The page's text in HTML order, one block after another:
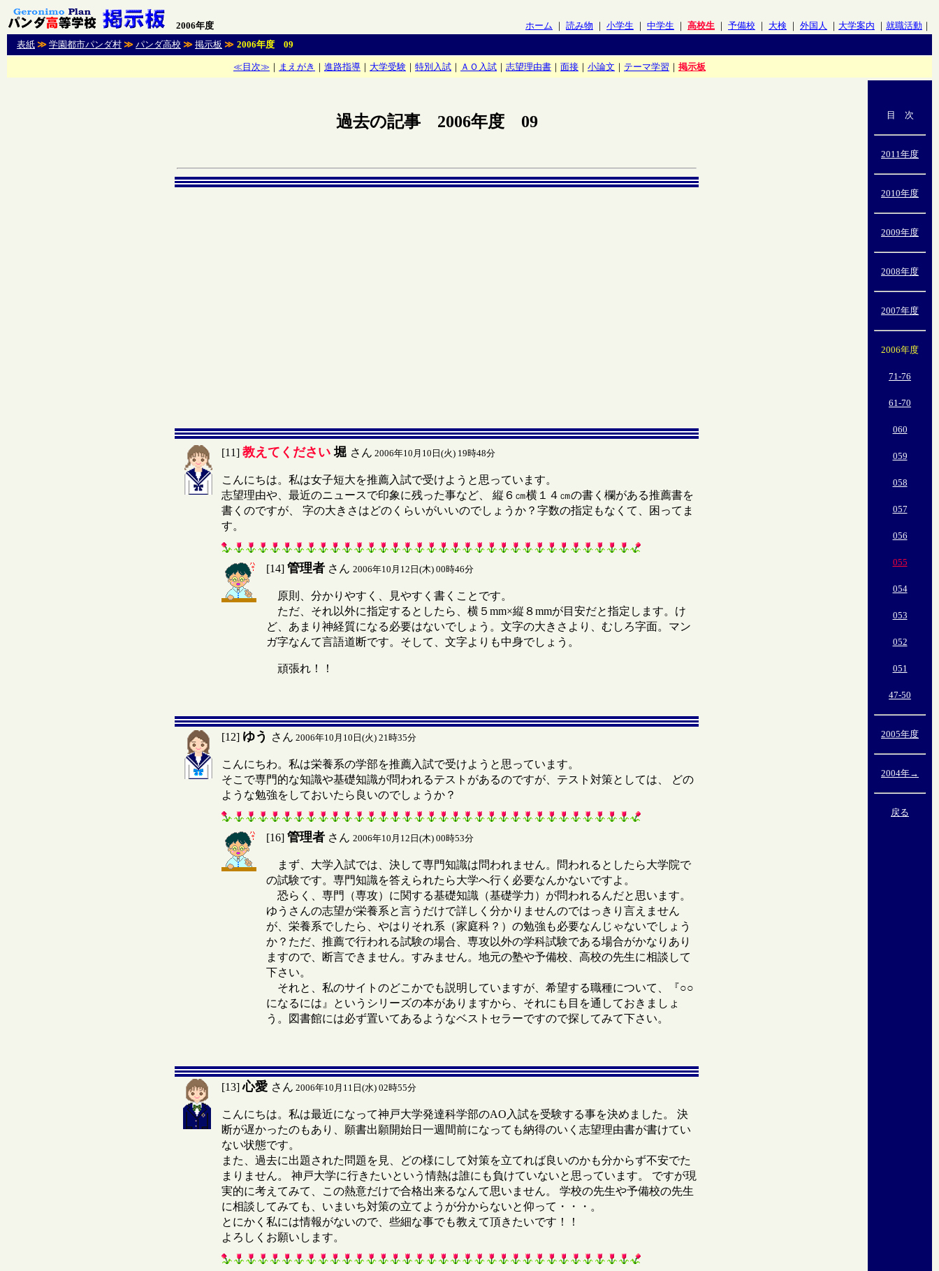
2006年度 ホーム ｜ 読み物 ｜ 小学生 ｜ 中学生 ｜ 高校生 ｜ 予備校 ｜ 大検 ｜ 外国人 ｜ 大学案内 ｜ 就職活動 ｜
表紙 ≫ 学園都市パンダ村 ≫ パンダ高校 ≫ 掲示板 ≫ 2006年度 09
≪目次≫ ｜ まえがき ｜ 進路指導 ｜ 大学受験 ｜ 特別入試 ｜ ＡＯ入試 ｜ 志望理由書 ｜ 面接 ｜ 小論文 ｜ テーマ学習 ｜ 掲示板
過去の記事 2006年度 09
[11] 教えてください 堀 さん 2006年10月10日(火) 19時48分
こんにちは。私は女子短大を推薦入試で受けようと思っています。
志望理由や、最近のニュースで印象に残った事など、 縦６㎝横１４㎝の書く欄がある推薦書を
書くのですが、 字の大きさはどのくらいがいいのでしょうか？字数の指定もなくて、困ってま
す。
[14] 管理者 さん 2006年10月12日(木) 00時46分
原則、分かりやすく、見やすく書くことです。
ただ、それ以外に指定するとしたら、横５mm×縦８mmが目安だと指定します。け
ど、あまり神経質になる必要はないでしょう。文字の大きさより、むしろ字面。マン
ガ字なんて言語道断です。そして、文字よりも中身でしょう。
頑張れ！！
[12] ゆう さん 2006年10月10日(火) 21時35分
こんにちわ。私は栄養系の学部を推薦入試で受けようと思っています。
そこで専門的な知識や基礎知識が問われるテストがあるのですが、テスト対策としては、 どの
ような勉強をしておいたら良いのでしょうか？
[16] 管理者 さん 2006年10月12日(木) 00時53分
まず、大学入試では、決して専門知識は問われません。問われるとしたら大学院で
の試験です。専門知識を答えられたら大学へ行く必要なんかないですよ。
恐らく、専門（専攻）に関する基礎知識（基礎学力）が問われるんだと思います。
ゆうさんの志望が栄養系と言うだけで詳しく分かりませんのではっきり言えません
が、栄養系でしたら、やはりそれ系（家庭科？）の勉強も必要なんじゃないでしょう
か？ただ、推薦で行われる試験の場合、専攻以外の学科試験である場合がかなりあり
ますので、断言できません。すみません。地元の塾や予備校、高校の先生に相談して
下さい。
それと、私のサイトのどこかでも説明していますが、希望する職種について、『○○
になるには』というシリーズの本がありますから、それにも目を通しておきましょ
う。図書館には必ず置いてあるようなベストセラーですので探してみて下さい。
[13]心愛 さん 2006年10月11日(水) 02時55分
こんにちは。私は最近になって神戸大学発達科学部のAO入試を受験する事を決めました。 決
断が遅かったのもあり、願書出願開始日一週間前になっても納得のいく志望理由書が書けてい
ない状態です。
また、過去に出題された問題を見、どの様にして対策を立てれば良いのかも分からず不安でた
まりません。 神戸大学に行きたいという情熱は誰にも負けていないと思っています。 ですが現
実的に考えてみて、この熱意だけで合格出来るなんて思いません。 学校の先生や予備校の先生
に相談してみても、いまいち対策の立てようが分からないと仰って・・・。
とにかく私には情報がないので、些細な事でも教えて頂きたいです！！
よろしくお願いします。
目 次
2011年度
2010年度
2009年度
2008年度
2007年度
2006年度
71-76
61-70
060
059
058
057
056
055
054
053
052
051
47-50
2005年度
2004年→
戻る